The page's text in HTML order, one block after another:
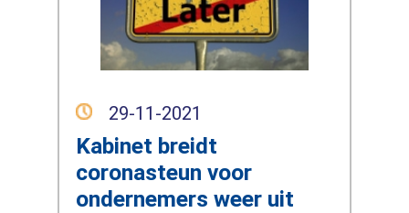
29-11-2021
Kabinet breidt
coronasteun voor
ondernemers weer uit